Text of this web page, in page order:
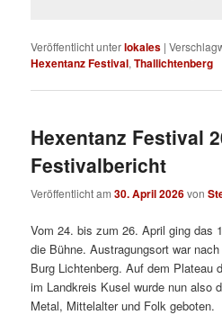
Veröffentlicht unterlokales |
Hexentanz Festival,Thallichtenberg
Hexentanz Festival
Festivalbericht
Veröffentlicht am30. April 2026von
Vom 24. bis zum 26. April ging das
die Bühne. Austragungsort war
Burg Lichtenberg. Auf dem Plateau
im Landkreis Kusel wurde nun also
Metal, Mittelalter und Folk geboten.